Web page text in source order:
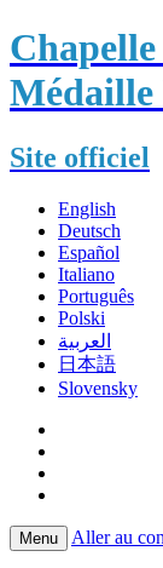
Médaille
Site officiel
English
Deutsch
Español
Italiano
Português
Polski
العربية
日本語
Slovensky
Menu Aller au